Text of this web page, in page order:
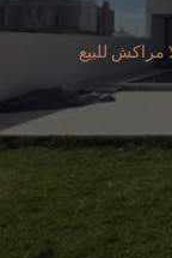
مراكش للبيع